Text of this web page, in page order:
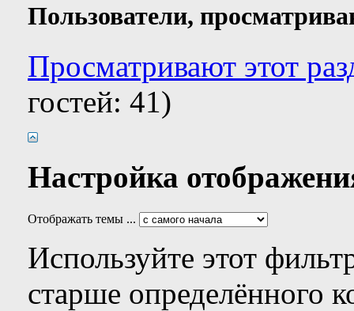
Пользователи,
Просматривают этот
гостей: 41)
Настройка
Отображать темы ...
Используйте этот
старше определённого